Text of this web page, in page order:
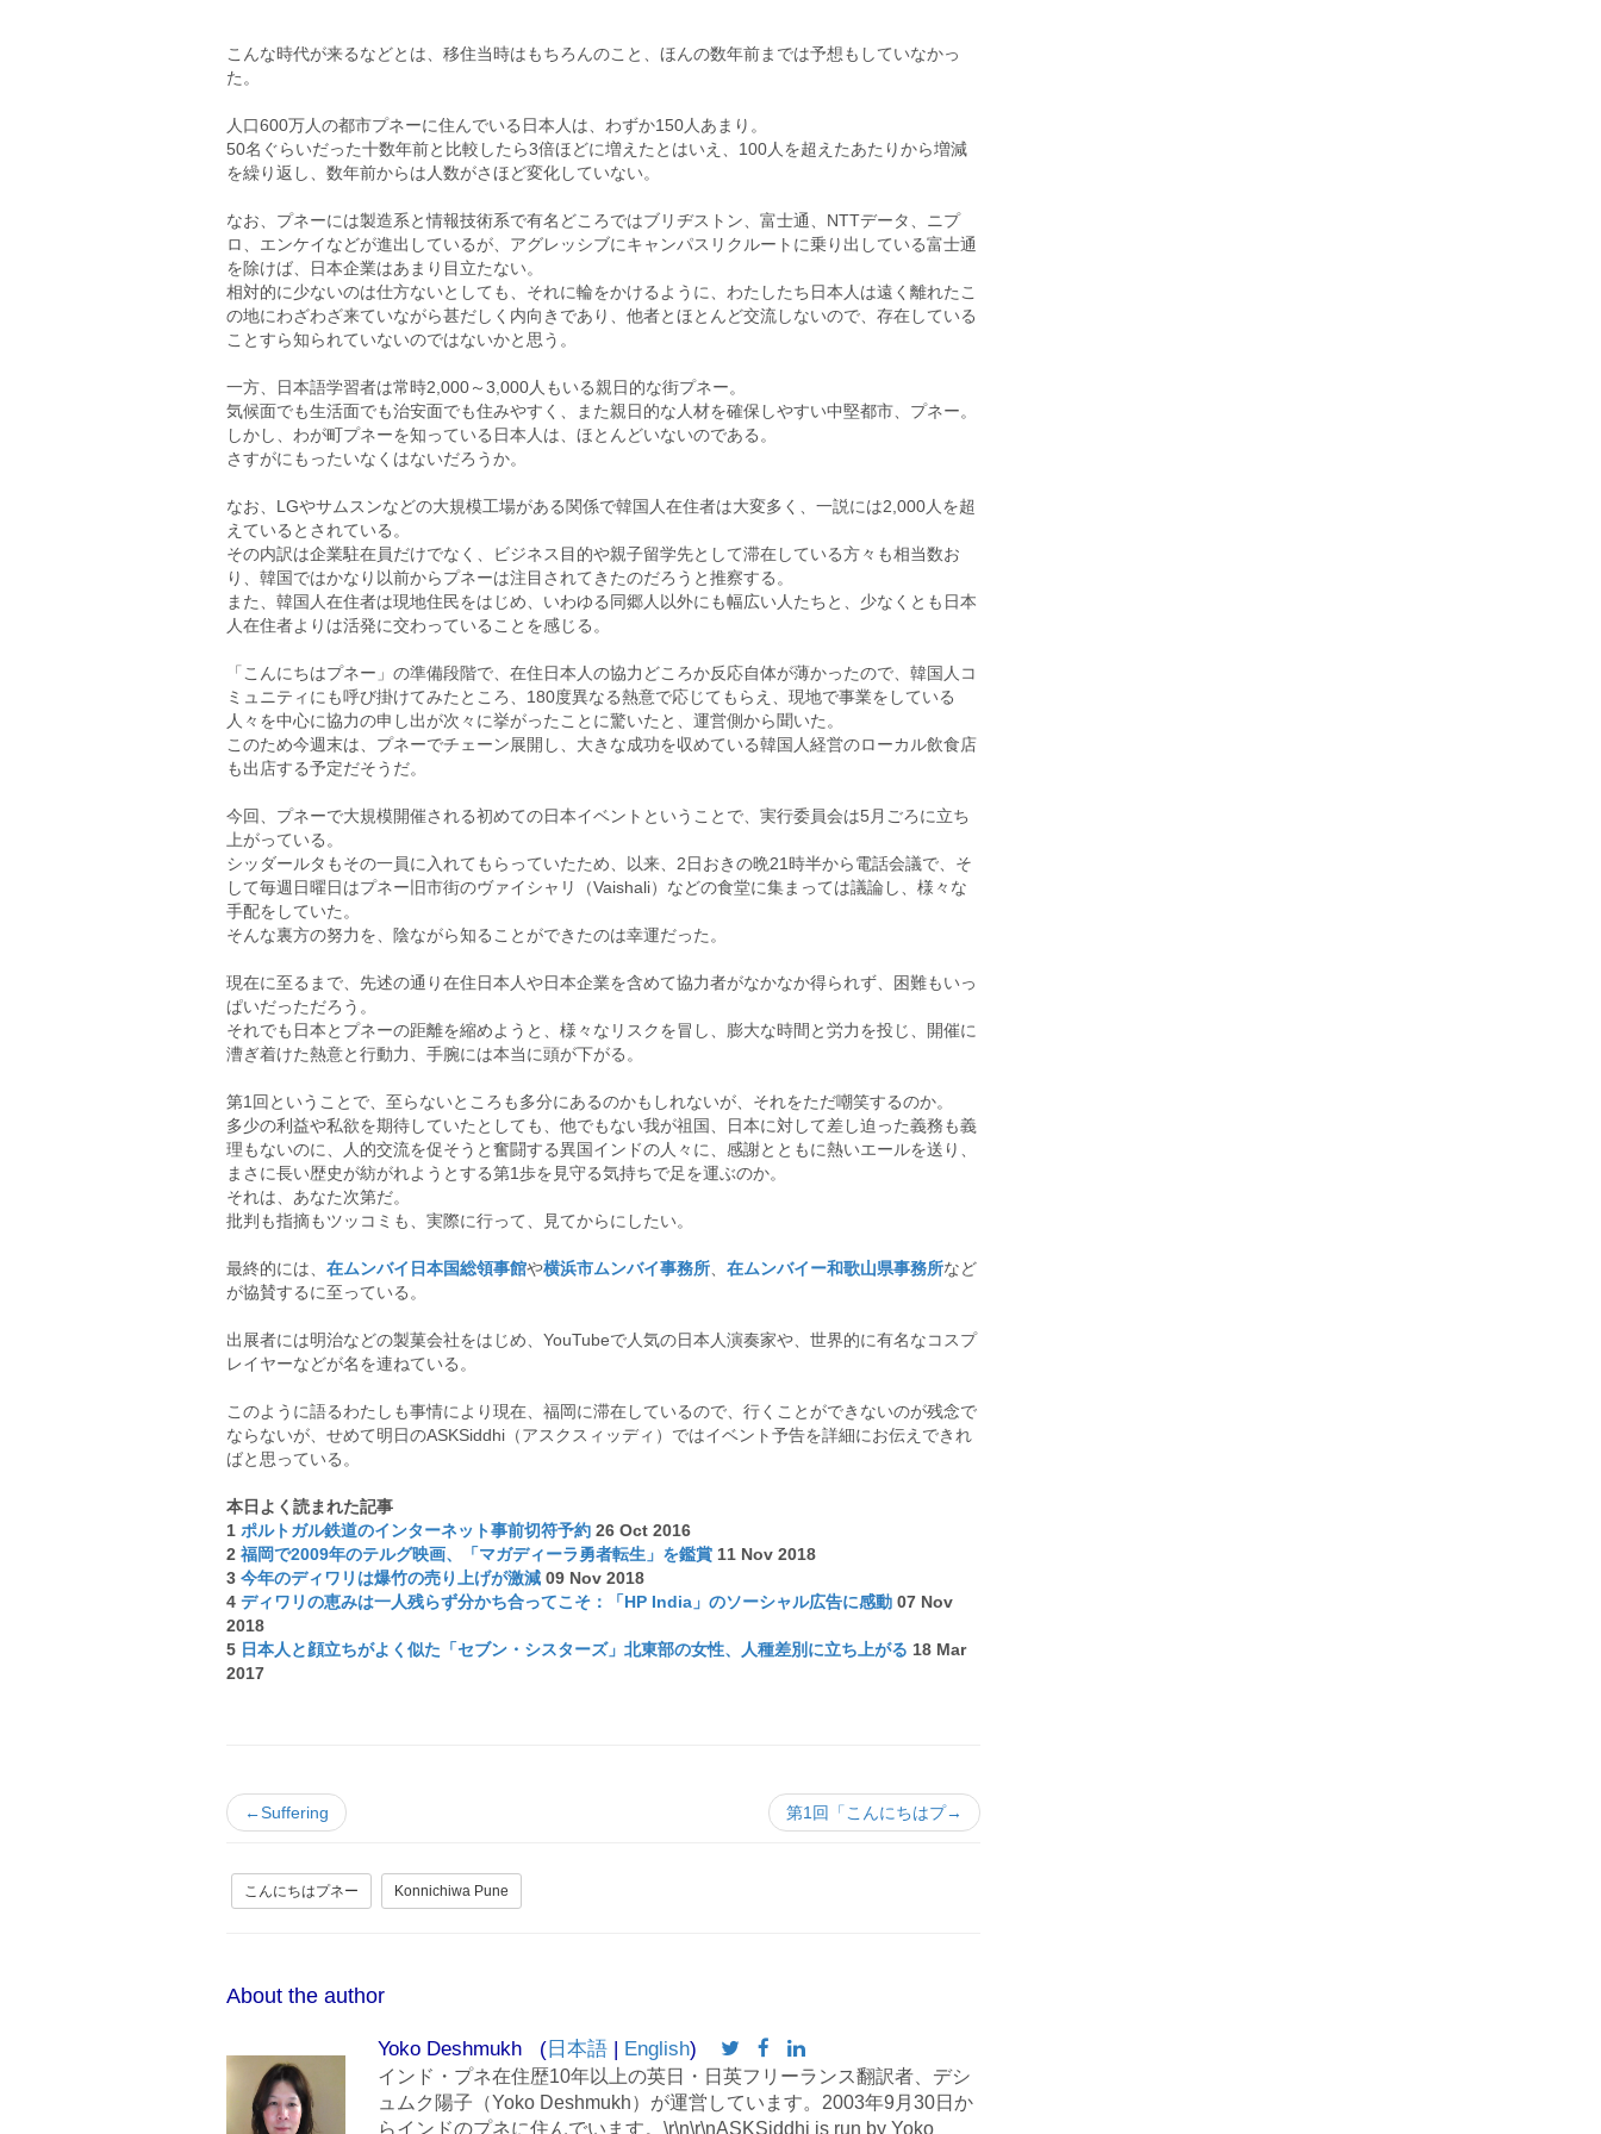
こんな時代が来るなどとは、移住当時はもちろんのこと、ほんの数年前までは予想もしていなかっ
た。
人口600万人の都市プネーに住んでいる日本人は、わずか150人あまり。
50名ぐらいだった十数年前と比較したら3倍ほどに増えたとはいえ、100人を超えたあたりから増減
を繰り返し、数年前からは人数がさほど変化していない。
なお、プネーには製造系と情報技術系で有名どころではブリヂストン、富士通、NTTデータ、ニプ
ロ、エンケイなどが進出しているが、アグレッシブにキャンパスリクルートに乗り出している富士通
を除けば、日本企業はあまり目立たない。
相対的に少ないのは仕方ないとしても、それに輪をかけるように、わたしたち日本人は遠く離れたこ
の地にわざわざ来ていながら甚だしく内向きであり、他者とほとんど交流しないので、存在している
ことすら知られていないのではないかと思う。
一方、日本語学習者は常時2,000～3,000人もいる親日的な街プネー。
気候面でも生活面でも治安面でも住みやすく、また親日的な人材を確保しやすい中堅都市、プネー。
しかし、わが町プネーを知っている日本人は、ほとんどいないのである。
さすがにもったいなくはないだろうか。
なお、LGやサムスンなどの大規模工場がある関係で韓国人在住者は大変多く、一説には2,000人を超
えているとされている。
その内訳は企業駐在員だけでなく、ビジネス目的や親子留学先として滞在している方々も相当数お
り、韓国ではかなり以前からプネーは注目されてきたのだろうと推察する。
また、韓国人在住者は現地住民をはじめ、いわゆる同郷人以外にも幅広い人たちと、少なくとも日本
人在住者よりは活発に交わっていることを感じる。
「こんにちはプネー」の準備段階で、在住日本人の協力どころか反応自体が薄かったので、韓国人コ
ミュニティにも呼び掛けてみたところ、180度異なる熱意で応じてもらえ、現地で事業をしている
人々を中心に協力の申し出が次々に挙がったことに驚いたと、運営側から聞いた。
このため今週末は、プネーでチェーン展開し、大きな成功を収めている韓国人経営のローカル飲食店
も出店する予定だそうだ。
今回、プネーで大規模開催される初めての日本イベントということで、実行委員会は5月ごろに立ち
上がっている。
シッダールタもその一員に入れてもらっていたため、以来、2日おきの晩21時半から電話会議で、そ
して毎週日曜日はプネー旧市街のヴァイシャリ（Vaishali）などの食堂に集まっては議論し、様々な
手配をしていた。
そんな裏方の努力を、陰ながら知ることができたのは幸運だった。
現在に至るまで、先述の通り在住日本人や日本企業を含めて協力者がなかなか得られず、困難もいっ
ぱいだっただろう。
それでも日本とプネーの距離を縮めようと、様々なリスクを冒し、膨大な時間と労力を投じ、開催に
漕ぎ着けた熱意と行動力、手腕には本当に頭が下がる。
第1回ということで、至らないところも多分にあるのかもしれないが、それをただ嘲笑するのか。
多少の利益や私欲を期待していたとしても、他でもない我が祖国、日本に対して差し迫った義務も義
理もないのに、人的交流を促そうと奮闘する異国インドの人々に、感謝とともに熱いエールを送り、
まさに長い歴史が紡がれようとする第1歩を見守る気持ちで足を運ぶのか。
それは、あなた次第だ。
批判も指摘もツッコミも、実際に行って、見てからにしたい。
最終的には、 在ムンバイ日本国総領事館や横浜市ムンバイ事務所、 在ムンバイー和歌山県事務所など
が協賛するに至っている。
出展者には明治などの製菓会社をはじめ、YouTubeで人気の日本人演奏家や、世界的に有名なコスプ
レイヤーなどが名を連ねている。
このように語るわたしも事情により現在、福岡に滞在しているので、行くことができないのが残念で
ならないが、せめて明日のASKSiddhi（アスクスィッディ）ではイベント予告を詳細にお伝えできれ
ばと思っている。
本日よく読まれた記事
1 ポルトガル鉄道のインターネット事前切符予約 26 Oct 2016
2 福岡で2009年のテルグ映画、「マガディーラ勇者転生」を鑑賞 11 Nov 2018
3 今年のディワリは爆竹の売り上げが激減 09 Nov 2018
4 ディワリの恵みは一人残らず分かち合ってこそ：「HP India」のソーシャル広告に感動 07 Nov
2018
5 日本人と顔立ちがよく似た「セブン・シスターズ」北東部の女性、人種差別に立ち上がる 18 Mar
2017
←Suffering 第1回「こんにちはプ→
こんにちはプネー Konnichiwa Pune
About the author
Yoko Deshmukh ( 日本語 English)
インド・プネ在住歴10年以上の英日・日英フリーランス翻訳者、デシ
ュムク陽子（Yoko Deshmukh）が運営しています。2003年9月30日か
らインドのプネに住んでいます。\r\n\r\nASKSiddhi is run by Yoko